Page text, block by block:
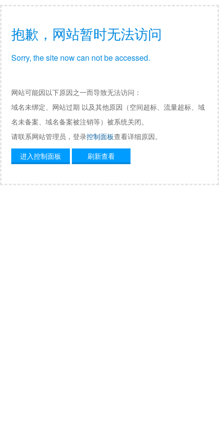
抱歉，网站暂时无法访问
Sorry, the site now can not be accessed.
网站可能因以下原因之一而导致无法访问：
域名未绑定、网站过期 以及其他原因（空间超标、流量超标、域
名未备案、域名备案被注销等）被系统关闭。
请联系网站管理员，登录控制面板查看详细原因。
进入控制面板
刷新查看